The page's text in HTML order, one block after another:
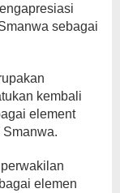
sebagai
kembali
element
elemen